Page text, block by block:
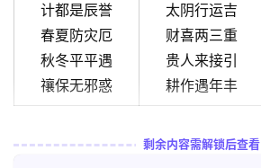
计都是辰誉
春夏防灾厄
秋冬平平遇
禳保无邪惑
太阴行运吉
财喜两三重
贵人来接引
耕作遇年丰
剩余内容需解锁后查看